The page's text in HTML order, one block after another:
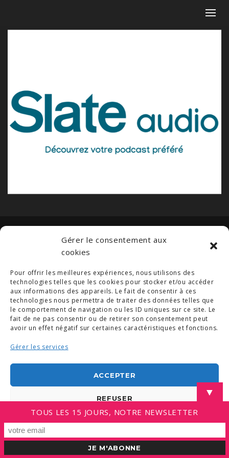
Gérer le consentement aux
cookies
Pour offrir les meilleures expériences, nous utilisons des
technologies telles que les cookies pour stocker et/ou accéder
aux informations des appareils. Le fait de consentir à ces
technologies nous permettra de traiter des données telles que
le comportement de navigation ou les ID uniques sur ce site. Le
fait de ne pas consentir ou de retirer son consentement peut
avoir un effet négatif sur certaines caractéristiques et fonctions.
Gérer les services
ACCEPTER
REFUSER
VOIR LES PRÉFÉRENCES
Politique de cookies
COPYRIGHTS PHOTOS-POLITIQUE DE COOKIES (UE)
CONDITIONS GÉNÉRALES
LINKEDIN
▼
TOUS LES 15 JOURS, NOTRE NEWSLETTER